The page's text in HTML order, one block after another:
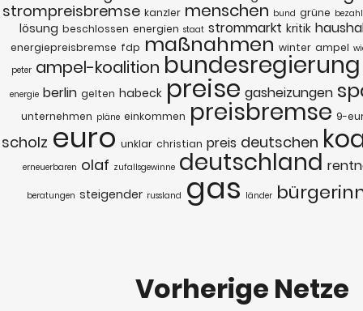
strompreisbremse kanzler menschen bund grüne
lösung beschlossen energien staat strommarkt kritik
energiepreisbremse fdp maßnahmen winter ampel
peter ampel-koalition bundesregierung
energie berlin gelten habeck preise gasheizungen
unternehmen pläne einkommen preisbremse 9-
scholz euro unklar christian preis deutschen
erneuerbaren olaf zufallsgewinne deutschland
beratungen steigender russland gas länder
Vorherige Netze